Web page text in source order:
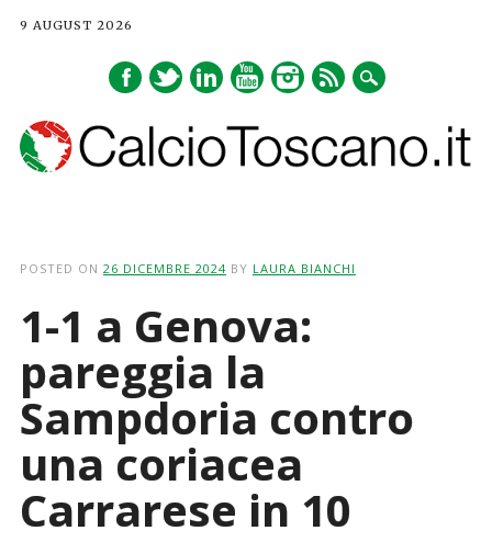
9 AUGUST 2026
POSTED ON 26 DICEMBRE 2024 BY LAURA BIANCHI
1-1 a Genova:
pareggia la
Sampdoria contro
una coriacea
Carrarese in 10